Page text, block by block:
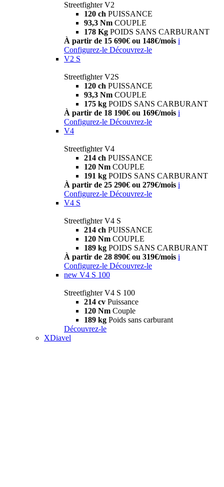
Streetfighter V2
120 ch PUISSANCE
93,3 Nm COUPLE
178 Kg POIDS SANS CARBURANT
À partir de 15 690€ ou 148€/mois i
Configurez-le Découvrez-le
V2 S
Streetfighter V2S
120 ch PUISSANCE
93,3 Nm COUPLE
175 kg POIDS SANS CARBURANT
À partir de 18 190€ ou 169€/mois i
Configurez-le Découvrez-le
V4
Streetfighter V4
214 ch PUISSANCE
120 Nm COUPLE
191 kg POIDS SANS CARBURANT
À partir de 25 290€ ou 279€/mois i
Configurez-le Découvrez-le
V4 S
Streetfighter V4 S
214 ch PUISSANCE
120 Nm COUPLE
189 kg POIDS SANS CARBURANT
À partir de 28 890€ ou 319€/mois i
Configurez-le Découvrez-le
new V4 S 100
Streetfighter V4 S 100
214 cv Puissance
120 Nm Couple
189 kg Poids sans carburant
Découvrez-le
XDiavel